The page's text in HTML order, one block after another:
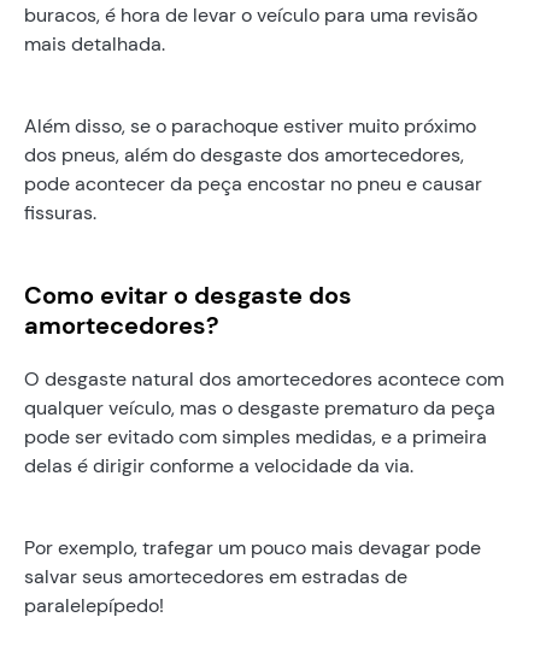
buracos, é hora de levar o veículo para uma revisão
mais detalhada.
Além disso, se o parachoque estiver muito próximo
dos pneus, além do desgaste dos amortecedores,
pode acontecer da peça encostar no pneu e causar
fissuras.
Como evitar o desgaste dos
amortecedores?
O desgaste natural dos amortecedores acontece com
qualquer veículo, mas o desgaste prematuro da peça
pode ser evitado com simples medidas, e a primeira
delas é dirigir conforme a velocidade da via.
Por exemplo, trafegar um pouco mais devagar pode
salvar seus amortecedores em estradas de
paralelepípedo!